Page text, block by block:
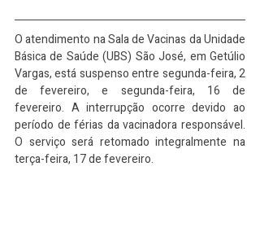
O atendimento na Sala de Vacinas da Unidade
Básica de Saúde (UBS) São José, em Getúlio
Vargas, está suspenso entre segunda-feira, 2
de fevereiro, e segunda-feira, 16 de
fevereiro. A interrupção ocorre devido ao
período de férias da vacinadora responsável.
O serviço será retomado integralmente na
terça-feira, 17 de fevereiro.